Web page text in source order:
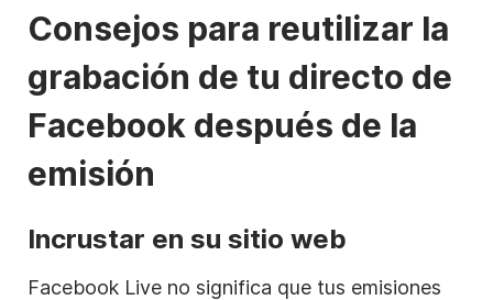
Consejos para reutilizar la
grabación de tu directo de
Facebook después de la
emisión
Incrustar en su sitio web
Facebook Live no significa que tus emisiones